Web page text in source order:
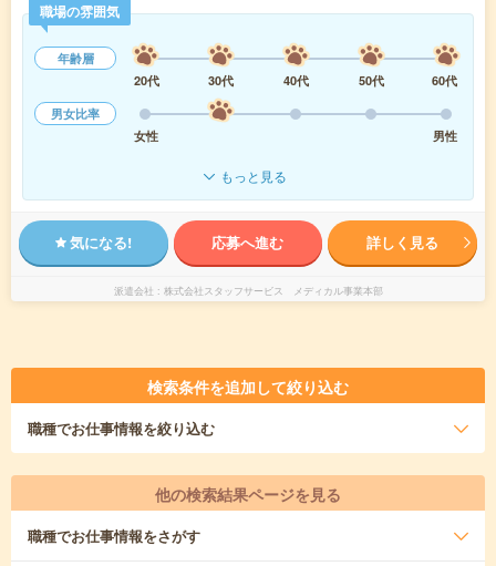
職場の雰囲気
年齢層
20代
30代 40代 50代
60代
男女比率
女性
男性
もっと見る
気になる! 応募へ進む 詳しく見る
派遣会社 株式会社スタッフサービス メディカル事業本部
検索条件を追加して絞り込む
職種でお仕事情報を絞り込む
他の検索結果ページを見る
職種でお仕事情報をさがす